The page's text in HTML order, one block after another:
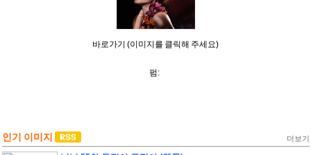
바로가기 (이미지를 클릭해 주세요)
펌:
인기 이미지 더보기